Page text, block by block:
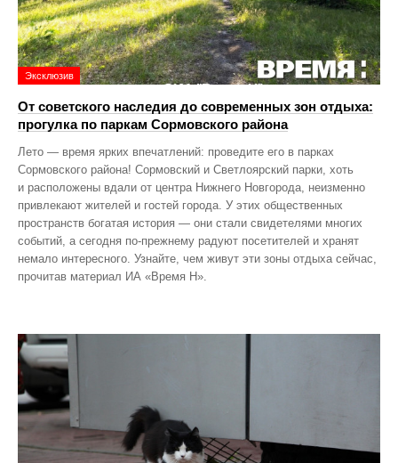
Эксклюзив
От советского наследия до современных зон отдыха:
прогулка по паркам Сормовского района
Лето — время ярких впечатлений: проведите его в парках
Сормовского района! Сормовский и Светлоярский парки, хоть
и расположены вдали от центра Нижнего Новгорода, неизменно
привлекают жителей и гостей города. У этих общественных
пространств богатая история — они стали свидетелями многих
событий, а сегодня по‑прежнему радуют посетителей и хранят
немало интересного. Узнайте, чем живут эти зоны отдыха сейчас,
прочитав материал ИА «Время Н».